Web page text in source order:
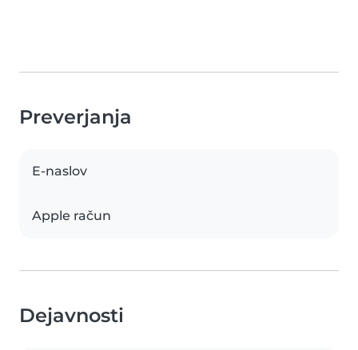
Preverjanja
E-naslov
Apple račun
Dejavnosti